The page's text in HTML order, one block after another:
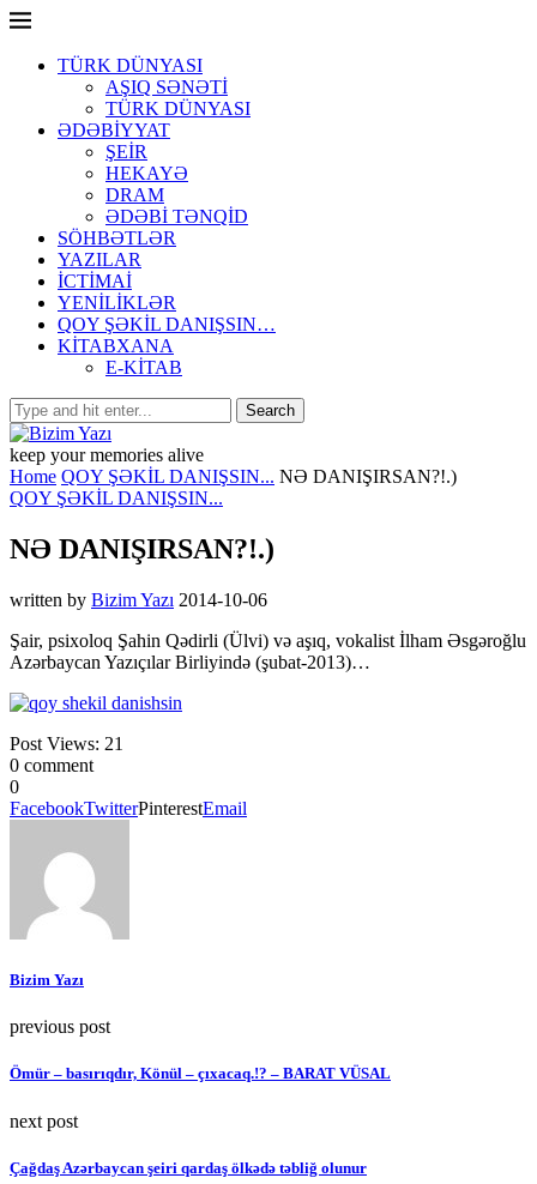
TÜRK DÜNYASI
AŞIQ SƏNƏTİ
TÜRK DÜNYASI
ƏDƏBİYYAT
ŞEİR
HEKAYƏ
DRAM
ƏDƏBİ TƏNQİD
SÖHBƏTLƏR
YAZILAR
İCTİMAİ
YENİLİKLƏR
QOY ŞƏKİL DANIŞSIN…
KİTABXANA
E-KİTAB
keep your memories alive
Home QOY ŞƏKİL DANIŞSIN... NƏ DANIŞIRSAN?!.)
QOY ŞƏKİL DANIŞSIN...
NƏ DANIŞIRSAN?!.)
written by Bizim Yazı 2014-10-06
Şair, psixoloq Şahin Qədirli (Ülvi) və aşıq, vokalist İlham Əsgəroğlu
Azərbaycan Yazıçılar Birliyində (şubat-2013)…
Post Views: 21
0 comment
0
FacebookTwitterPinterestEmail
Bizim Yazı
previous post
Ömür – basırıqdır, Könül – çıxacaq.!? – BARAT VÜSAL
next post
Çağdaş Azərbaycan şeiri qardaş ölkədə təbliğ olunur